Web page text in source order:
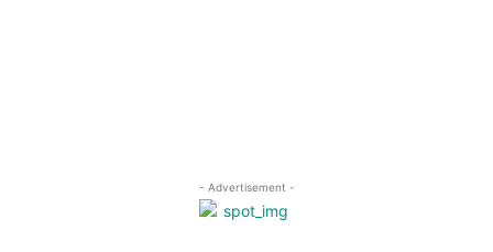
- Advertisement -